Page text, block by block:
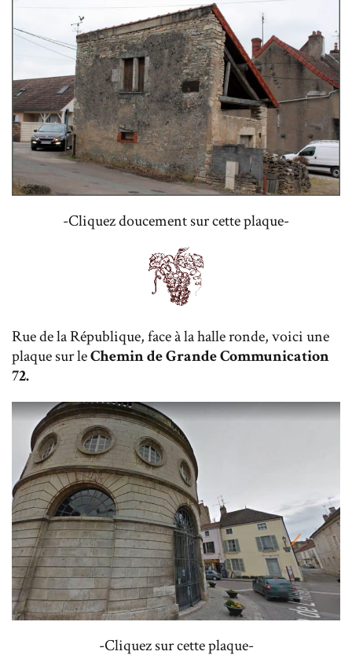
-Cliquez doucement sur cette plaque-
Rue de la République, face à la halle ronde, voici une
plaque sur leChemin de Grande Communication
72.
-Cliquez sur cette plaque-